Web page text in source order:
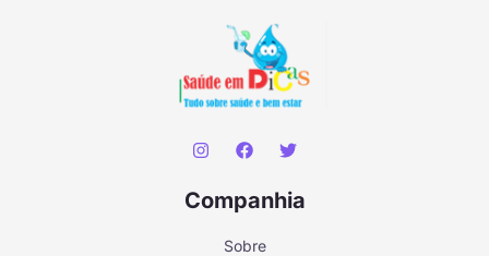
Companhia
Sobre